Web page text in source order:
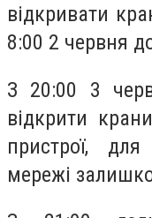
відкривати
8:00 2 червня
З 20:00 3
відкрити
пристрої,
мережі